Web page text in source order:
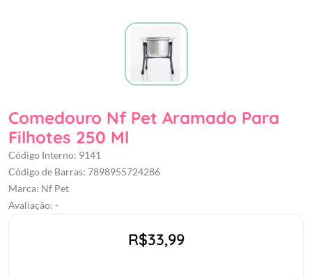
Comedouro Nf Pet Aramado Para
Filhotes 250 Ml
Código Interno: 9141
Código de Barras: 7898955724286
Marca: Nf Pet
Avaliação: -
R$33,99